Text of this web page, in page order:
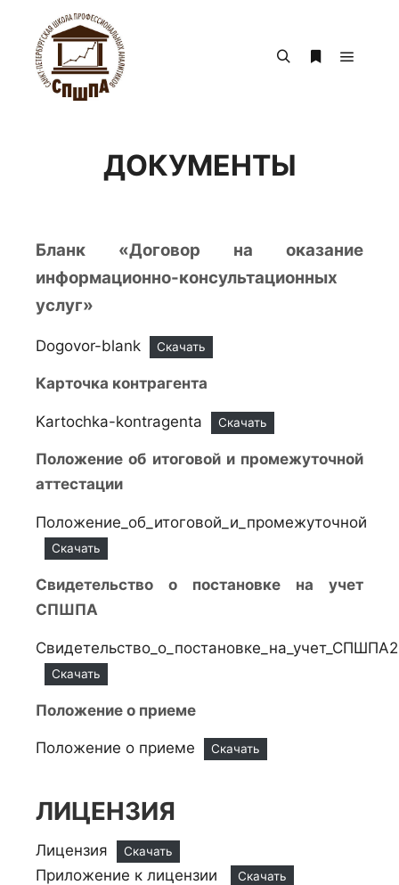
ДОКУМЕНТЫ
Бланк «Договор на оказание
информационно-консультационных
услуг»
Dogovor-blank Скачать
Карточка контрагента
Kartochka-kontragenta Скачать
Положение об итоговой и промежуточной
аттестации
Положение_об_итоговой_и_промежуточной
Скачать
Свидетельство о постановке на учет
СПШПА
Скачать
Положение о приеме
Положение о приеме Скачать
ЛИЦЕНЗИЯ
Лицензия Скачать
Приложение к лицензии Скачать